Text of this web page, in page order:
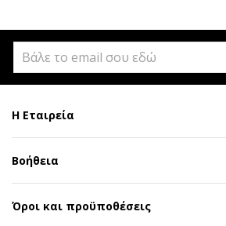
Η Εταιρεία
Βοήθεια
Όροι και προϋποθέσεις